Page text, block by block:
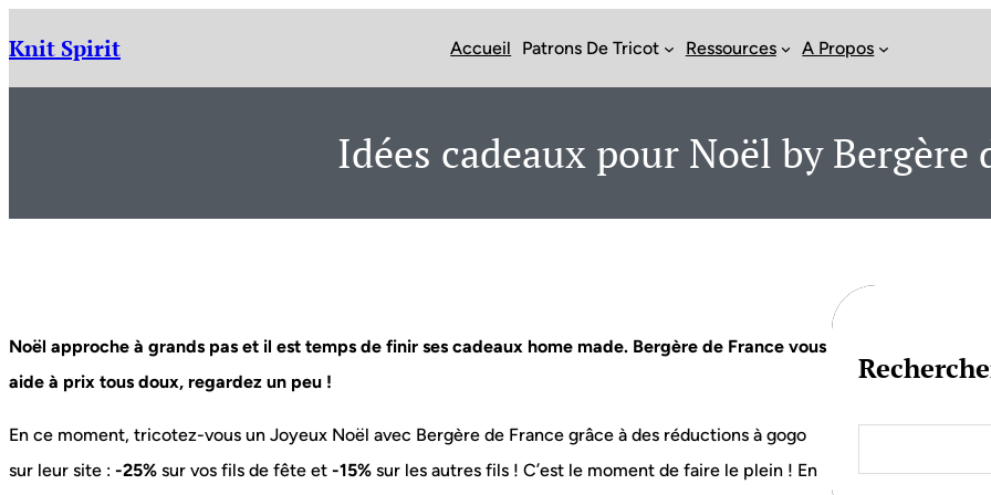
contenu
Knit Spirit Accueil Patrons De Tricot Ressources A Propos
Idées cadeaux pour Noël by Bergère
Noël approche à grands pas et il est temps de finir ses cadeaux home made. Bergère de France vous
aide à prix tous doux, regardez un peu !
En ce moment, tricotez-vous un Joyeux Noël avec Bergère de France grâce à des réductions à gogo
sur leur site : -25% sur vos fils de fête et -15% sur les autres fils ! C’est le moment de faire le plein ! En
a